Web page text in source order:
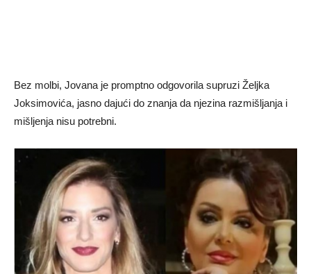
Bez molbi, Jovana je promptno odgovorila supruzi Željka
Joksimovića, jasno dajući do znanja da njezina razmišljanja i
mišljenja nisu potrebni.